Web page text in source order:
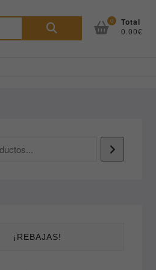
Buscar
0 Total
0.00€
¡REBAJAS!